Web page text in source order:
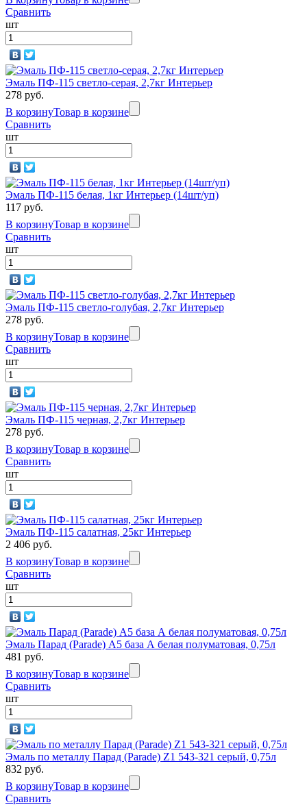
Сравнить
шт
Эмаль ПФ-115 светло-серая, 2,7кг Интерьер
278 руб.
В корзинуТовар в корзине
Сравнить
шт
Эмаль ПФ-115 белая, 1кг Интерьер (14шт/уп)
117 руб.
В корзинуТовар в корзине
Сравнить
шт
Эмаль ПФ-115 светло-голубая, 2,7кг Интерьер
278 руб.
В корзинуТовар в корзине
Сравнить
шт
Эмаль ПФ-115 черная, 2,7кг Интерьер
278 руб.
В корзинуТовар в корзине
Сравнить
шт
Эмаль ПФ-115 салатная, 25кг Интерьер
2 406 руб.
В корзинуТовар в корзине
Сравнить
шт
Эмаль Парад (Parade) А5 база А белая полуматовая, 0,75л
481 руб.
В корзинуТовар в корзине
Сравнить
шт
Эмаль по металлу Парад (Parade) Z1 543-321 серый, 0,75л
832 руб.
В корзинуТовар в корзине
Сравнить